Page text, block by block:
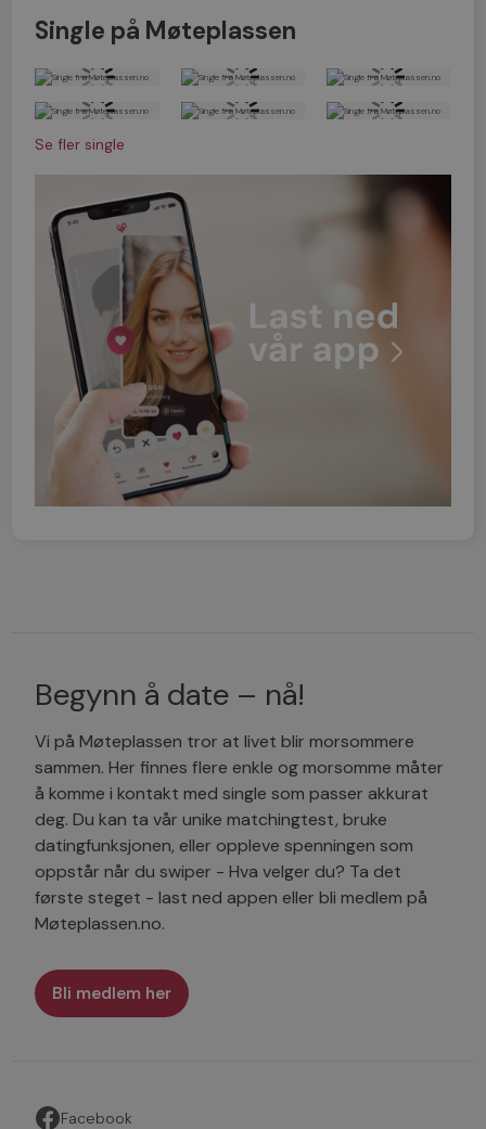
Single på Møteplassen
Se fler single
Begynn å date – nå!
Vi på Møteplassen tror at livet blir morsommere
sammen. Her finnes flere enkle og morsomme måter
å komme i kontakt med single som passer akkurat
deg. Du kan ta vår unike matchingtest, bruke
datingfunksjonen, eller oppleve spenningen som
oppstår når du swiper - Hva velger du? Ta det
første steget - last ned appen eller bli medlem på
Møteplassen.no.
Bli medlem her
Facebook